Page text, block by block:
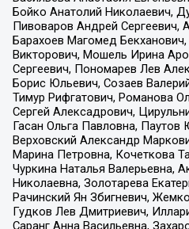
Бойко Анатолий Николаевич,
Пивоваров Андрей Сергеевич,
Барахоев Магомед
Викторович, Мошель Ирина
Сергеевич, Пономарев Лев
Борис Юльевич, Созаев
Тимур Рифгатович, Романова
Сергей Алексадрович,
Гасан Ольга Павловна, Паутов
Верховский Александр
Марина Петровна, Кочеткова
Чуркина Наталья Валерьевна,
Николаевна, Золотарева
Рачинский Ян Збигневич,
Гудков Лев Дмитриевич,
Саранг Анна Васильевна,